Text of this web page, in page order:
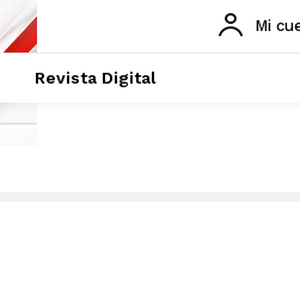
Mi
Revista Digital